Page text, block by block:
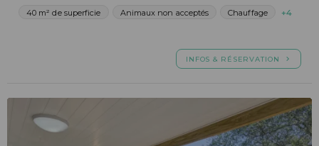
40 m² de superficie Animaux non acceptés Chauffage +4
INFOS & RÉSERVATION